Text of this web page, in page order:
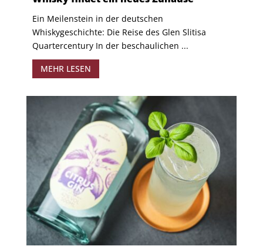
Ein Meilenstein in der deutschen
Whiskygeschichte: Die Reise des Glen Slitisa
Quartercentury In der beschaulichen ...
MEHR LESEN